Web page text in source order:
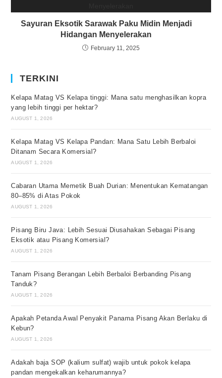
Sayuran Eksotik Sarawak Paku Midin Menjadi
Hidangan Menyelerakan
February 11, 2025
TERKINI
Kelapa Matag VS Kelapa tinggi: Mana satu menghasilkan kopra
yang lebih tinggi per hektar?
AUGUST 1, 2026
Kelapa Matag VS Kelapa Pandan: Mana Satu Lebih Berbaloi
Ditanam Secara Komersial?
AUGUST 1, 2026
Cabaran Utama Memetik Buah Durian: Menentukan Kematangan
80–85% di Atas Pokok
AUGUST 1, 2026
Pisang Biru Java: Lebih Sesuai Diusahakan Sebagai Pisang
Eksotik atau Pisang Komersial?
AUGUST 1, 2026
Tanam Pisang Berangan Lebih Berbaloi Berbanding Pisang
Tanduk?
AUGUST 1, 2026
Apakah Petanda Awal Penyakit Panama Pisang Akan Berlaku di
Kebun?
AUGUST 1, 2026
Adakah baja SOP (kalium sulfat) wajib untuk pokok kelapa
pandan mengekalkan keharumannya?